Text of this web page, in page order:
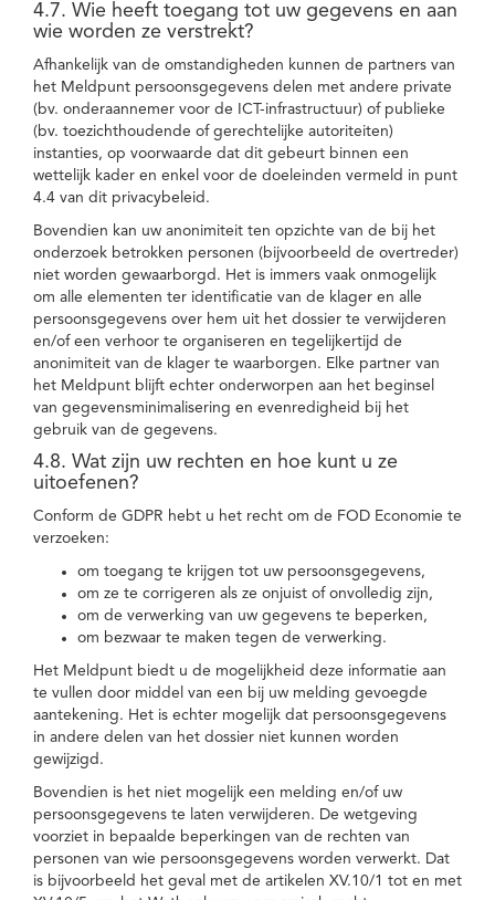
4.7. Wie heeft toegang tot uw gegevens en aan
wie worden ze verstrekt?
Afhankelijk van de omstandigheden kunnen de partners van
het Meldpunt persoonsgegevens delen met andere private
(bv. onderaannemer voor de ICT-infrastructuur) of publieke
(bv. toezichthoudende of gerechtelijke autoriteiten)
instanties, op voorwaarde dat dit gebeurt binnen een
wettelijk kader en enkel voor de doeleinden vermeld in punt
4.4 van dit privacybeleid.
Bovendien kan uw anonimiteit ten opzichte van de bij het
onderzoek betrokken personen (bijvoorbeeld de overtreder)
niet worden gewaarborgd. Het is immers vaak onmogelijk
om alle elementen ter identificatie van de klager en alle
persoonsgegevens over hem uit het dossier te verwijderen
en/of een verhoor te organiseren en tegelijkertijd de
anonimiteit van de klager te waarborgen. Elke partner van
het Meldpunt blijft echter onderworpen aan het beginsel
van gegevensminimalisering en evenredigheid bij het
gebruik van de gegevens.
4.8. Wat zijn uw rechten en hoe kunt u ze
uitoefenen?
Conform de GDPR hebt u het recht om de FOD Economie te
verzoeken:
om toegang te krijgen tot uw persoonsgegevens,
om ze te corrigeren als ze onjuist of onvolledig zijn,
om de verwerking van uw gegevens te beperken,
om bezwaar te maken tegen de verwerking.
Het Meldpunt biedt u de mogelijkheid deze informatie aan
te vullen door middel van een bij uw melding gevoegde
aantekening. Het is echter mogelijk dat persoonsgegevens
in andere delen van het dossier niet kunnen worden
gewijzigd.
Bovendien is het niet mogelijk een melding en/of uw
persoonsgegevens te laten verwijderen. De wetgeving
voorziet in bepaalde beperkingen van de rechten van
personen van wie persoonsgegevens worden verwerkt. Dat
is bijvoorbeeld het geval met de artikelen XV.10/1 tot en met